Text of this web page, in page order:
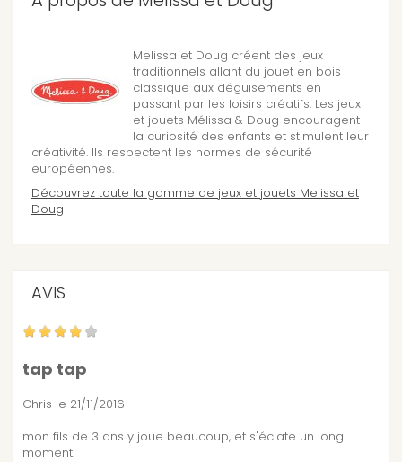
Melissa et Doug créent des jeux
traditionnels allant du jouet en bois
classique aux déguisements en
passant par les loisirs créatifs. Les jeux
et jouets Mélissa & Doug encouragent
la curiosité des enfants et stimulent leur
créativité. Ils respectent les normes de sécurité
européennes.
Découvrez toute la gamme de jeux et jouets Melissa et
Doug
AVIS
tap tap
Chris le 21/11/2016
mon fils de 3 ans y joue beaucoup, et s'éclate un long
moment.